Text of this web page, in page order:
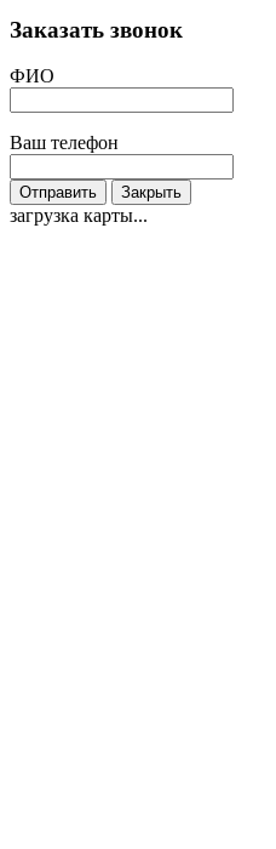
Заказать звонок
ФИО
Ваш телефон
Отправить Закрыть
загрузка карты...